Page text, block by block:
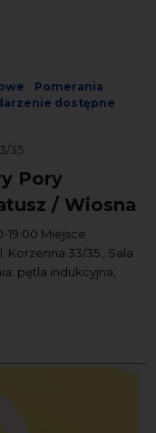
Pomerania
dostępne
35
Pory
/ Wiosna
19:00 Miejsce
Korzenna 33/35 , Sala
pętla indukcyjna,
Cztery Pory